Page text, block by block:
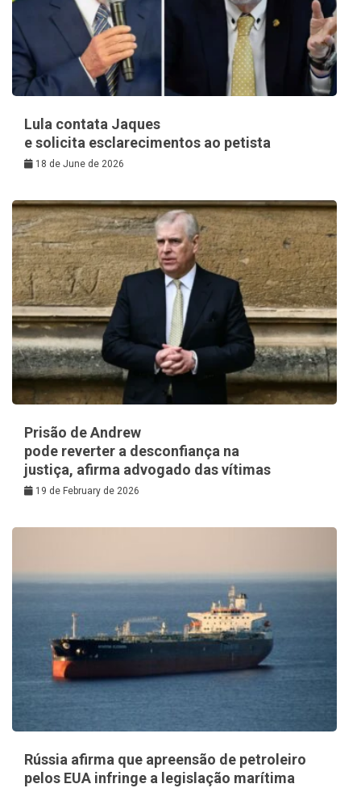
Lula contata Jaques
e solicita esclarecimentos ao petista
18 de June de 2026
Prisão de Andrew
pode reverter a desconfiança na
justiça, afirma advogado das vítimas
19 de February de 2026
Rússia afirma que apreensão de petroleiro
pelos EUA infringe a legislação marítima